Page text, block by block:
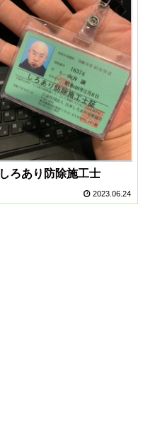
しろあり防除施工士
2023.06.24